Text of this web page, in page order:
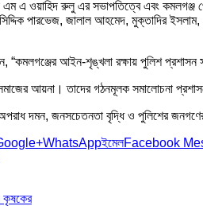
এ ওয়াহিদ রুলু এর সভাপতিত্বে এবং কমলগঞ্জ
পারভেজ, জালাল আহমেদ, মুক্তাদির
“কমলগঞ্জের আইন-শৃঙ্খলা রক্ষায় পুলিশ প্রশাসন
আয়না। তাদের গঠনমূলক সমালোচনা
অপরাধ দমন, জনসচেতনতা বৃদ্ধি ও পুলিশের
WhatsAppইমেলFacebook
কৃষকের